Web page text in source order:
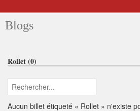
Blogs
Rollet (0)
Aucun billet étiqueté « Rollet » n'existe